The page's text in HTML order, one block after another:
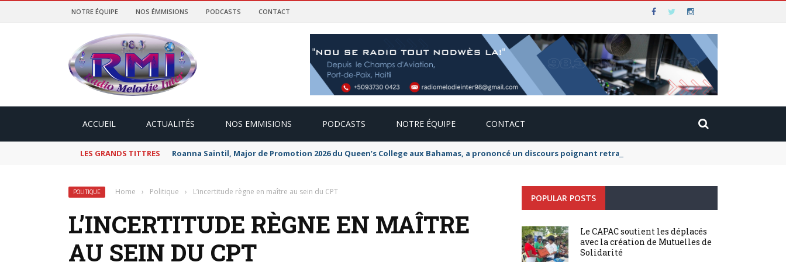
NOTRE ÉQUIPE NOS ÉMMISIONS PODCASTS CONTACT
ACCUEIL ACTUALITÉS NOS EMMISIONS PODCASTS NOTRE ÉQUIPE CONTACT
LES GRANDS TITTRES Roanna Saintil, Major de Promotion 2026 du Queen’s College aux Bahamas, a prononcé un discours poignant retraçant leur histoire, elle a exhorté ses
POLITIQUE Home › Politique › L’incertitude règne en maître au sein du CPT
L’INCERTITUDE RÈGNE EN MAÎTRE
AU SEIN DU CPT
POPULAR POSTS
Le CAPAC soutient les déplacés
avec la création de Mutuelles de
Solidarité